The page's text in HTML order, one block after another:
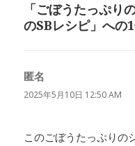
「ごぼうたっぷり
のSBレシピ」への
匿名
り:
2025年5月10日 12:50 AM
このごぼうたっぷりの